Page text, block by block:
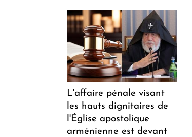
L'affaire pénale visant
les hauts dignitaires de
l'Église apostolique
arménienne est devant